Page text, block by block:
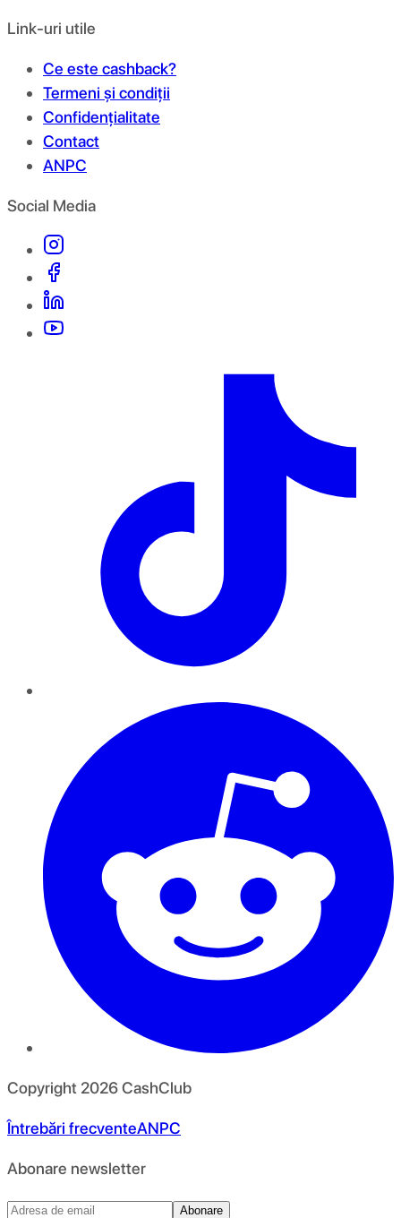
Link-uri utile
Ce este cashback?
Termeni și condiții
Confidențialitate
Contact
ANPC
Social Media
Copyright 2026CashClub
Întrebări frecventeANPC
Abonare newsletter
Abonare